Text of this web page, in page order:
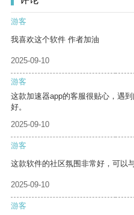
游客
我喜欢这个软件 作者加油
2025-09-10
游客
这款加速器app的客服很贴心，遇
好。
2025-09-10
游客
这款软件的社区氛围非常好，可以
2025-09-10
游客